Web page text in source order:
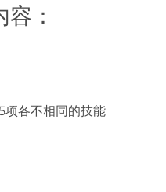
：
项各不相同的技能